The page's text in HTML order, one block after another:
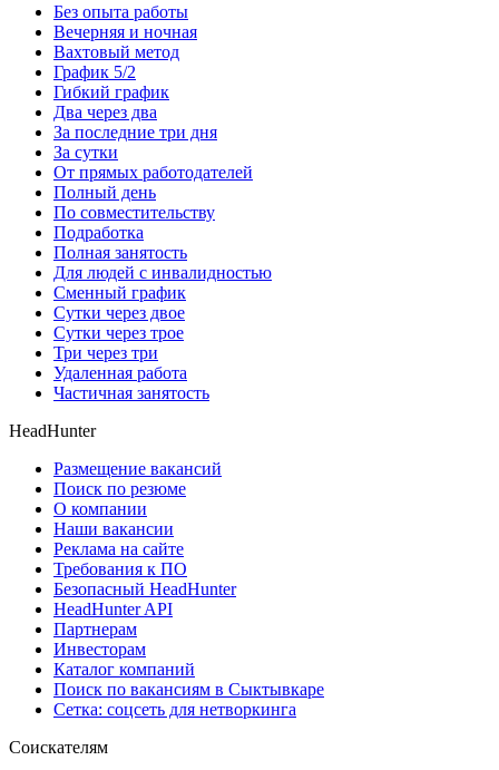
Без опыта работы
Вечерняя и ночная
Вахтовый метод
График 5/2
Гибкий график
Два через два
За последние три дня
За сутки
От прямых работодателей
Полный день
По совместительству
Подработка
Полная занятость
Для людей с инвалидностью
Сменный график
Сутки через двое
Сутки через трое
Три через три
Удаленная работа
Частичная занятость
HeadHunter
Размещение вакансий
Поиск по резюме
О компании
Наши вакансии
Реклама на сайте
Требования к ПО
Безопасный HeadHunter
HeadHunter API
Партнерам
Инвесторам
Каталог компаний
Поиск по вакансиям в Сыктывкаре
Сетка: соцсеть для нетворкинга
Соискателям